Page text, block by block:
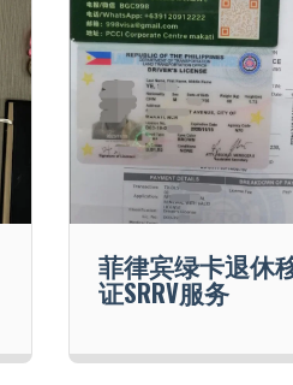
菲律宾绿卡退休
证SRRV服务